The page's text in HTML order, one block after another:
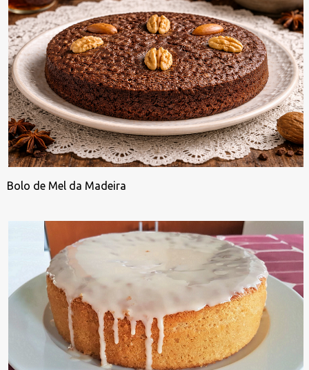
Bolo de Mel da Madeira